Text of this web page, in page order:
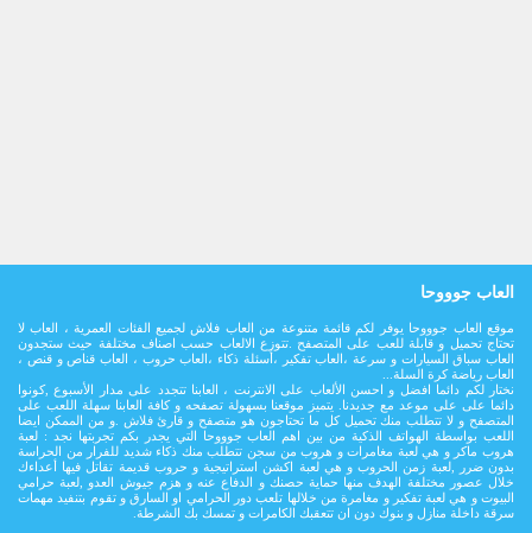
العاب جوووحا
موقع العاب جوووحا يوفر لكم قائمة متنوعة من العاب فلاش لجميع الفئات العمرية ، العاب لا
تحتاج تحميل و قابلة للعب على المتصفح .تتوزع الالعاب حسب اصناف مختلفة حيث ستجدون
العاب سباق السيارات و سرعة ،العاب تفكير ،أسئلة ذكاء ،العاب حروب ، العاب قناص و قنص ،
العاب رياضة كرة السلة...
نختار لكم دائما افضل و احسن الألعاب على الانترنت ، العابنا تتجدد على مدار اﻷسبوع ,كونوا
دائما على على موعد مع جديدنا. يتميز موقعنا بسهولة تصفحه و كافة العابنا سهلة اللعب على
المتصفح و لا تتطلب منك تحميل كل ما تحتاجون هو متصفح و قارئ فلاش .و من الممكن ايضا
اللعب بواسطة الهواتف الذكية من بين اهم العاب جوووحا التي يجدر بكم تجربتها نجد : لعبة
هروب ماكر و هي لعبة مغامرات و هروب من سجن تتطلب منك ذكاء شديد للفرار من الحراسة
بدون ضرر ,لعبة زمن الحروب و هي لعبة اكشن استراتيجية و حروب قديمة تقاتل فيها أعداءك
خلال عصور مختلفة الهدف منها حماية حصنك و الدفاع عنه و هزم جيوش العدو ,لعبة حرامي
البيوت و هي لعبة تفكير و مغامرة من خلالها تلعب دور الحرامي او السارق و تقوم بتنفيد مهمات
سرقة داخلة منازل و بنوك دون ان تتعقبك الكامرات و تمسك بك الشرطة.